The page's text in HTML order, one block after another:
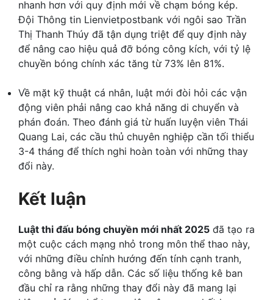
nhanh hơn với quy định mới về chạm bóng kép.
Đội Thông tin Lienvietpostbank với ngôi sao Trần
Thị Thanh Thúy đã tận dụng triệt để quy định này
để nâng cao hiệu quả đỡ bóng công kích, với tỷ lệ
chuyền bóng chính xác tăng từ 73% lên 81%.
Về mặt kỹ thuật cá nhân, luật mới đòi hỏi các vận
động viên phải nâng cao khả năng di chuyển và
phán đoán. Theo đánh giá từ huấn luyện viên Thái
Quang Lai, các cầu thủ chuyên nghiệp cần tối thiểu
3-4 tháng để thích nghi hoàn toàn với những thay
đổi này.
Kết luận
Luật thi đấu bóng chuyền mới nhất 2025 đã tạo ra
một cuộc cách mạng nhỏ trong môn thể thao này,
với những điều chỉnh hướng đến tính cạnh tranh,
công bằng và hấp dẫn. Các số liệu thống kê ban
đầu chỉ ra rằng những thay đổi này đã mang lại